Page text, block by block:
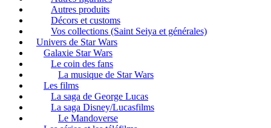
Autres produits
Décors et customs
Vos collections (Saint Seiya et générales)
Univers de Star Wars
Galaxie Star Wars
Le coin des fans
La musique de Star Wars
Les films
La saga de George Lucas
La saga Disney/Lucasfilms
Le Mandoverse